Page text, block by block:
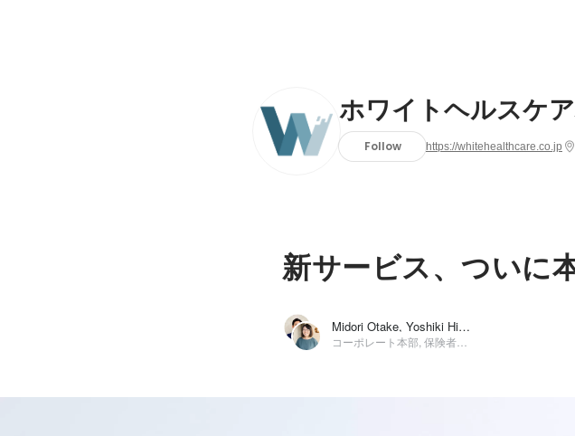
ホワイトヘルスケ
Follow https://whitehealthcare.co.jp
新サービス、ついに
Midori Otake, Yoshiki Hirai